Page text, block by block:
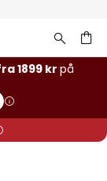
lager sendes raskt
1899 krpå